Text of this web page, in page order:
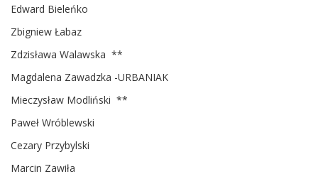
Edward Bieleńko
Zbigniew Łabaz
Zdzisława Walawska **
Magdalena Zawadzka -URBANIAK
Mieczysław Modliński **
Paweł Wróblewski
Cezary Przybylski
Marcin Zawiła